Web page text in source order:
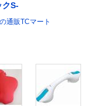
クS-
通販TCマート